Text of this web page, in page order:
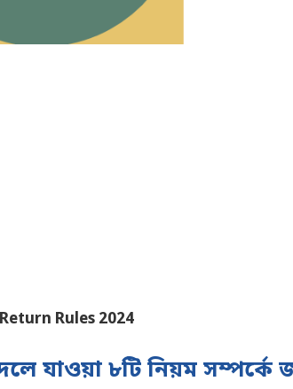
Rules 2024
যাওয়া ৮টি নিয়ম সম্পর্কে